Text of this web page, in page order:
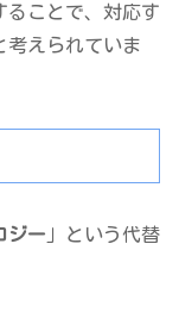
ることで、対応す
考えられていま
ジー 」という代替